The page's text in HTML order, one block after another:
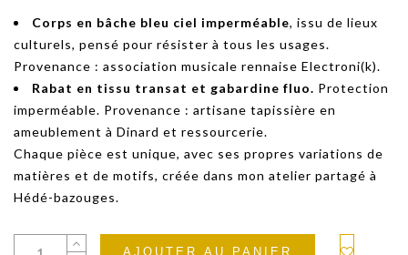
Corps en bâche bleu ciel imperméable, issu de lieux
culturels, pensé pour résister à tous les usages.
Provenance : association musicale rennaise Electroni(k).
Rabat en tissu transat et gabardine fluo. Protection
imperméable. Provenance : artisane tapissière en
ameublement à Dinard et ressourcerie.
Chaque pièce est unique, avec ses propres variations de
matières et de motifs, créée dans mon atelier partagé à
Hédé-bazouges.
AJOUTER AU PANIER